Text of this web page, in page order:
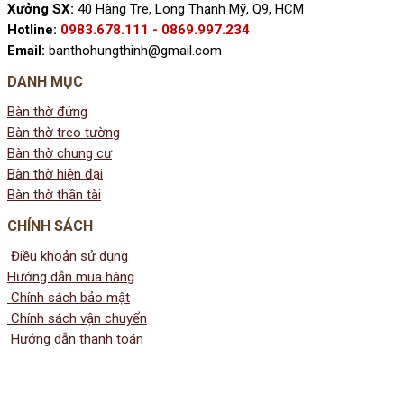
Xưởng SX: 40 Hàng Tre, Long Thạnh Mỹ, Q9, HCM
Hotline: 0983.678.111 - 0869.997.234
Email: banthohungthinh@gmail.com
DANH MỤC
Bàn thờ đứng
Bàn thờ treo tường
Bàn thờ chung cư
Bàn thờ hiện đại
Bàn thờ thần tài
CHÍNH SÁCH
Điều khoản sử dụng
Hướng dẫn mua hàng
Chính sách bảo mật
Chính sách vận chuyển
Hướng dẫn thanh toán